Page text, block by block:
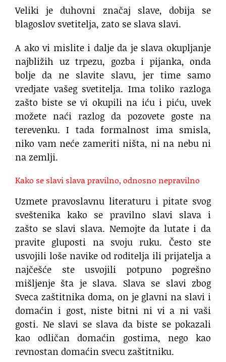
Veliki je duhovni značaj slave, dobija se
blagoslov svetitelja, zato se slava slavi.
A ako vi mislite i dalje da je slava okupljanje
najbližih uz trpezu, gozba i pijanka, onda
bolje da ne slavite slavu, jer time samo
vredjate vašeg svetitelja. Ima toliko razloga
zašto biste se vi okupili na iću i piću, uvek
možete naći razlog da pozovete goste na
terevenku. I tada formalnost ima smisla,
niko vam neće zameriti ništa, ni na nebu ni
na zemlji.
Kako se slavi slava pravilno, odnosno nepravilno
Uzmete pravoslavnu literaturu i pitate svog
sveštenika kako se pravilno slavi slava i
zašto se slavi slava. Nemojte da lutate i da
pravite gluposti na svoju ruku. Često ste
usvojili loše navike od roditelja ili prijatelja a
najčešće ste usvojili potpuno pogrešno
mišljenje šta je slava. Slava se slavi zbog
Sveca zaštitnika doma, on je glavni na slavi i
domaćin i gost, niste bitni ni vi a ni vaši
gosti. Ne slavi se slava da biste se pokazali
kao odličan domaćin gostima, nego kao
revnostan domaćin svecu zaštitniku.